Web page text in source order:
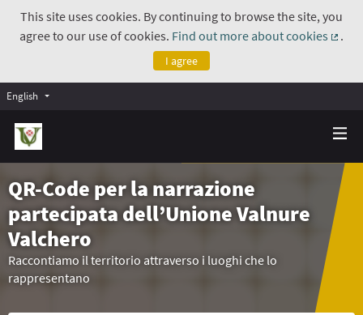
This site uses cookies. By continuing to browse the site, you
agree to our use of cookies. Find out more about cookies
.
I agree
English
QR-Code per la narrazione
partecipata dell’Unione Valnure
Valchero
Raccontiamo il territorio attraverso i luoghi che lo
rappresentano